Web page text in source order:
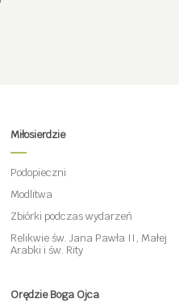
Miłosierdzie
Podopieczni
Modlitwa
Zbiórki podczas wydarzeń
Relikwie św. Jana Pawła II, Małej
Arabki i św. Rity
Orędzie Boga Ojca